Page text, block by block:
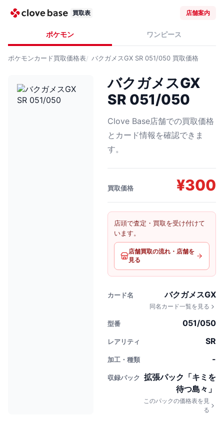
買取表 店舗案内
ポケモン ワンピース
ポケモンカード買取価格表 バクガメスGX SR 051/050 買取価格
バクガメスGX
SR 051/050
Clove Base店舗での買取価格
とカード情報を確認できま
す。
買取価格 ¥300
店頭で査定・買取を受け付けて
います。
店舗買取の流れ・店舗を
見る
カード名 バクガメスGX
同名カード一覧を見る
型番 051/050
レアリティ SR
加工・種類 -
収録パック
拡張パック「キミを
待つ島々」
このパックの価格表を見
る